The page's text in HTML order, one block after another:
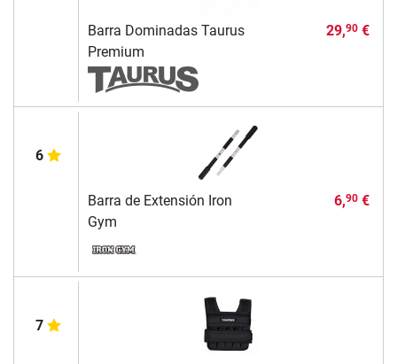
Barra Dominadas Taurus
Premium
29,90€
6
Barra de Extensión Iron
Gym
6,90€
7